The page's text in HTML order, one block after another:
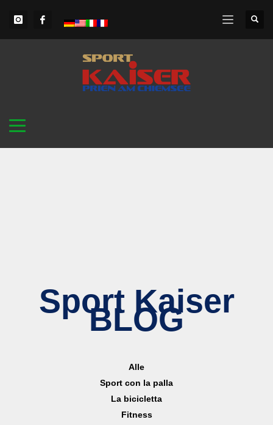
Sport Kaiser
BLOG
Alle
Sport con la palla
La bicicletta
Fitness